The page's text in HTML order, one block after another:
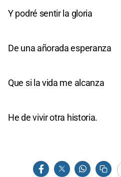
Y podré sentir la gloria
De una añorada esperanza
Que si la vida me alcanza
He de vivir otra historia.